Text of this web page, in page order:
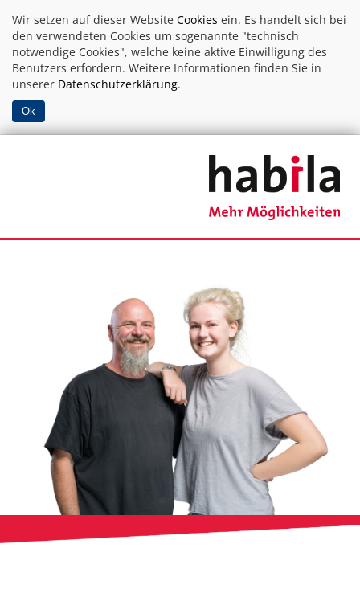
Wir setzen auf dieser Website Cookies ein. Es handelt sich bei
den verwendeten Cookies um sogenannte "technisch
notwendige Cookies", welche keine aktive Einwilligung des
Benutzers erfordern. Weitere Informationen finden Sie in
unserer Datenschutzerklärung.
Ok